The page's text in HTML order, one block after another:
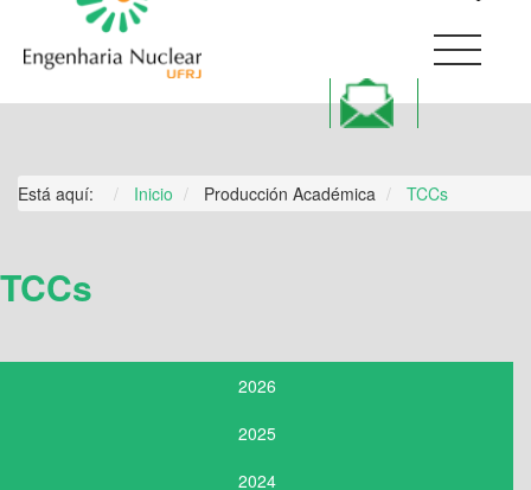
Está aquí: Inicio Producción Académica TCCs
TCCs
2026
2025
2024